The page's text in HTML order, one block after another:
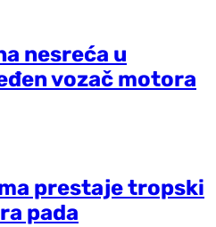
nesreća u
vozač motora
prestaje tropski
pada